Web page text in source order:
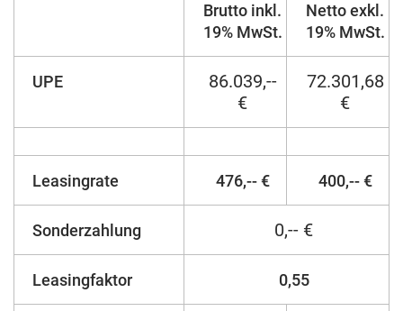
Brutto inkl.
19% MwSt.
Netto exkl.
19% MwSt.
UPE
86.039,--
€
72.301,68
€
Leasingrate 476,-- € 400,-- €
Sonderzahlung 0,-- €
Leasingfaktor 0,55